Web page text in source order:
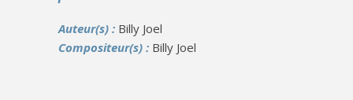
Auteur(s) : Billy Joel
Compositeur(s) : Billy Joel